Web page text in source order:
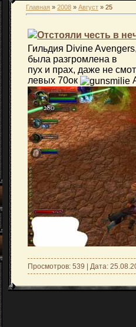
Главная » 2008 » Август » 25
Отстояли честь в
Гильдия Divine
была разгромлена в
пух и прах, даже не
левых 70ок
Просмотров: 539 | Дата: